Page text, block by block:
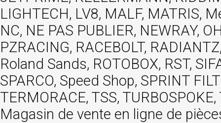
LIGHTECH, LV8, MALF, MATRIS,
NC, NE PAS PUBLIER, NEWRAY,
PZRACING, RACEBOLT,
Roland Sands, ROTOBOX, RST,
SPARCO, Speed Shop, SPRINT
TERMORACE, TSS,
Magasin de vente en ligne de